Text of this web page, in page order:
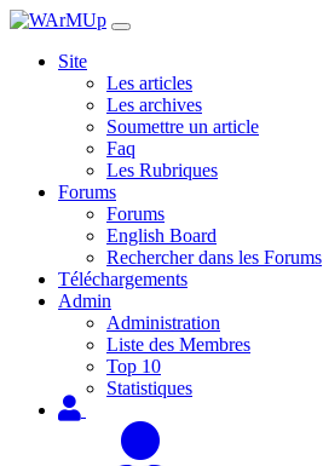
Site
Les articles
Les archives
Soumettre un article
Faq
Les Rubriques
Forums
Forums
English Board
Rechercher dans les Forums
Téléchargements
Admin
Administration
Liste des Membres
Top 10
Statistiques